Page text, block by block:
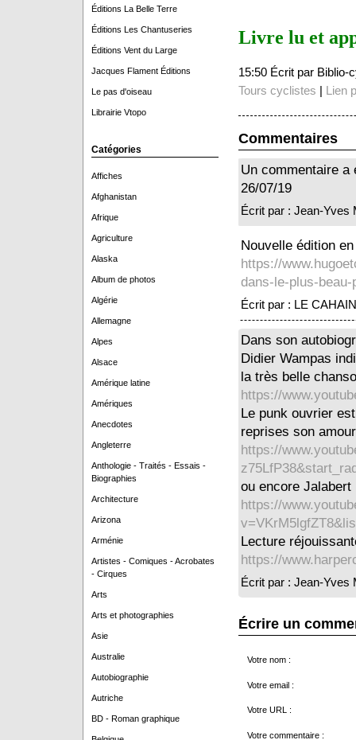
Éditions La Belle Terre
Éditions Les Chantuseries
Éditions Vent du Large
Jacques Flament Éditions
Le pas d'oiseau
Librairie Vtopo
Catégories
Affiches
Afghanistan
Afrique
Agriculture
Alaska
Album de photos
Algérie
Allemagne
Alpes
Alsace
Amérique latine
Amériques
Anecdotes
Angleterre
Anthologie - Traités - Essais -
Biographies
Architecture
Arizona
Arménie
Artistes - Comiques - Acrobates
- Cirques
Arts
Arts et photographies
Asie
Australie
Autobiographie
Autriche
BD - Roman graphique
Livre lu et
15:50 Écrit par Biblio-
Tours cyclistes | Lien
Commentaires
Un commentaire a
26/07/19
Écrit par : Jean-Yves
Nouvelle édition
https://
dans-le-plus-
Écrit par : LE
Dans son
Didier Wampas
la très belle
https://
Le punk ouvrier
reprises son
https://
ou encore Jalabert
https://
Lecture
https://
Écrit par : Jean-Yves
Écrire un
Votre nom :
Votre email :
Votre URL :
Votre commentaire :